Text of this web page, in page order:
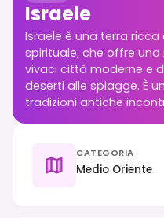
Israele
Israele è una terra
spirituale, che offre
vivaci città moderne e
deserti alle spiagge. È
tradizioni antiche
CATEGORIA
Medio Oriente